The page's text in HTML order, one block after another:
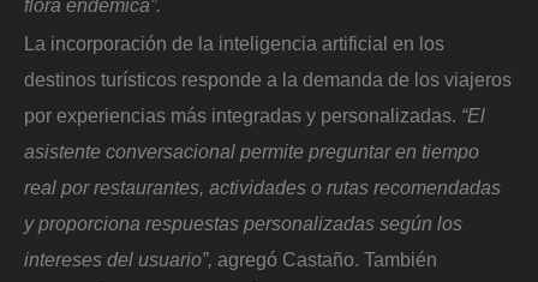
flora endémica”.
La incorporación de la inteligencia artificial en los
destinos turísticos responde a la demanda de los viajeros
por experiencias más integradas y personalizadas. “El
asistente conversacional permite preguntar en tiempo
real por restaurantes, actividades o rutas recomendadas
y proporciona respuestas personalizadas según los
intereses del usuario”, agregó Castaño. También